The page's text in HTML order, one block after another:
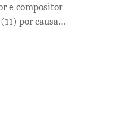
e compositor
por causa…